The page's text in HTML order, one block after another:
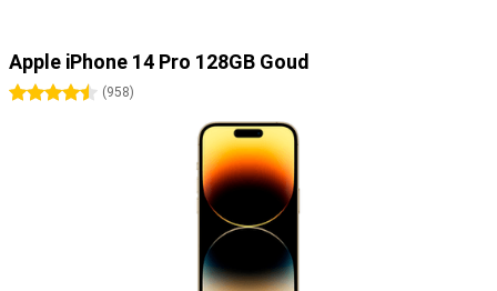
Apple iPhone 14 Pro 128GB Goud
4.5 sterren
(958)